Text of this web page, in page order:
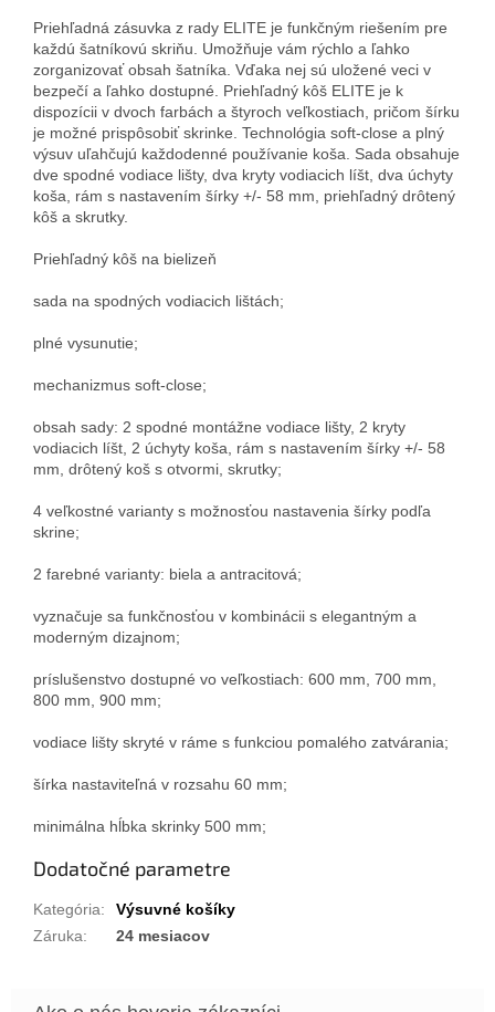
Priehľadná zásuvka z rady ELITE je funkčným riešením pre
každú šatníkovú skriňu. Umožňuje vám rýchlo a ľahko
zorganizovať obsah šatníka. Vďaka nej sú uložené veci v
bezpečí a ľahko dostupné. Priehľadný kôš ELITE je k
dispozícii v dvoch farbách a štyroch veľkostiach, pričom šírku
je možné prispôsobiť skrinke. Technológia soft-close a plný
výsuv uľahčujú každodenné používanie koša. Sada obsahuje
dve spodné vodiace lišty, dva kryty vodiacich líšt, dva úchyty
koša, rám s nastavením šírky +/- 58 mm, priehľadný drôtený
kôš a skrutky.
Priehľadný kôš na bielizeň
sada na spodných vodiacich lištách;
plné vysunutie;
mechanizmus soft-close;
obsah sady: 2 spodné montážne vodiace lišty, 2 kryty
vodiacich líšt, 2 úchyty koša, rám s nastavením šírky +/- 58
mm, drôtený koš s otvormi, skrutky;
4 veľkostné varianty s možnosťou nastavenia šírky podľa
skrine;
2 farebné varianty: biela a antracitová;
vyznačuje sa funkčnosťou v kombinácii s elegantným a
moderným dizajnom;
príslušenstvo dostupné vo veľkostiach: 600 mm, 700 mm,
800 mm, 900 mm;
vodiace lišty skryté v ráme s funkciou pomalého zatvárania;
šírka nastaviteľná v rozsahu 60 mm;
minimálna hĺbka skrinky 500 mm;
Dodatočné parametre
Kategória:
Výsuvné košíky
Záruka: 24 mesiacov